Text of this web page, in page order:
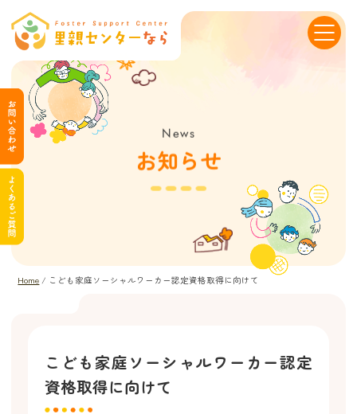
News
お知らせ
Home / こども家庭ソーシャルワーカー認定資格取得に向けて
こども家庭ソーシャルワーカー認定
資格取得に向けて